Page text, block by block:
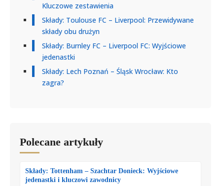
Kluczowe zestawienia
Składy: Toulouse FC – Liverpool: Przewidywane
składy obu drużyn
Składy: Burnley FC – Liverpool FC: Wyjściowe
jedenastki
Składy: Lech Poznań – Śląsk Wrocław: Kto
zagra?
Polecane artykuły
Składy: Tottenham – Szachtar Donieck: Wyjściowe
jedenastki i kluczowi zawodnicy